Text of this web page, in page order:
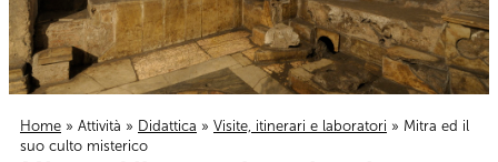
Tu sei qui
Home » Attività » Didattica » Visite, itinerari e laboratori » Mitra ed il
suo culto misterico